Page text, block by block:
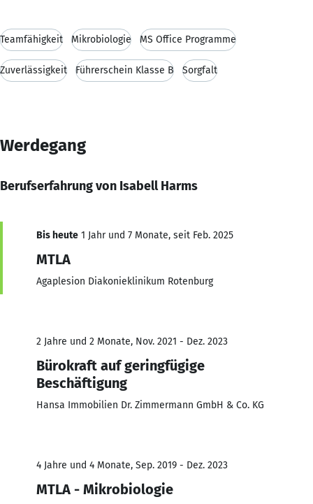
Teamfähigkeit Mikrobiologie MS Office Programme
Zuverlässigkeit Führerschein Klasse B Sorgfalt
Werdegang
Berufserfahrung von Isabell Harms
Bis heute 1 Jahr und 7 Monate, seit Feb. 2025
MTLA
Agaplesion Diakonieklinikum Rotenburg
2 Jahre und 2 Monate, Nov. 2021 - Dez. 2023
Bürokraft auf geringfügige
Beschäftigung
Hansa Immobilien Dr. Zimmermann GmbH & Co. KG
4 Jahre und 4 Monate, Sep. 2019 - Dez. 2023
MTLA - Mikrobiologie